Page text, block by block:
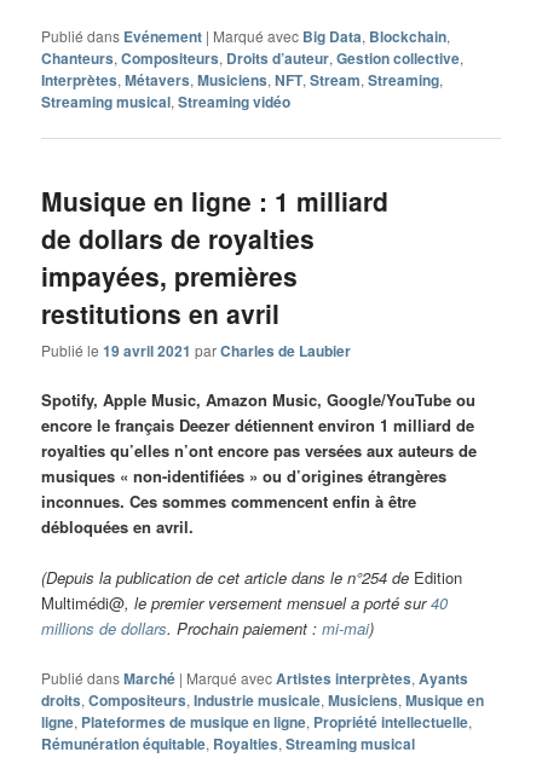
Publié dans Evénement | Marqué avec Big Data, Blockchain,
Chanteurs,Compositeurs, Droits d’auteur,Gestion collective,
Interprètes,Métavers,Musiciens,NFT,Stream,Streaming,
Streaming musical,Streaming vidéo
Musique en ligne : 1 milliard
de dollars de royalties
impayées, premières
restitutions en avril
Publié le19 avril 2021 parCharles de Laubier
Spotify, Apple Music, Amazon Music, Google/YouTube ou
encore le français Deezer détiennent environ 1 milliard de
royalties qu’elles n’ont encore pas versées aux auteurs de
musiques « non-identifiées » ou d’origines étrangères
inconnues. Ces sommes commencent enfin à être
débloquées en avril.
(Depuis la publication de cet article dans le n°254 de Edition
Multimédi@, le premier versement mensuel a porté sur40
millions de dollars. Prochain paiement :mi-mai)
Publié dansMarché | Marqué avecArtistes interprètes,Ayants
droits,Compositeurs,Industrie musicale,Musiciens,Musique en
ligne, Plateformes de musique en ligne, Propriété intellectuelle,
Rémunération équitable, Royalties,Streaming musical